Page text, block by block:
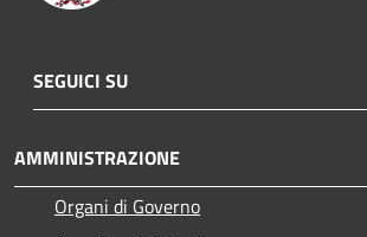
SEGUICI SU
AMMINISTRAZIONE
Organi di Governo